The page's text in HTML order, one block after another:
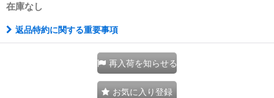
在庫なし
返品特約に関する重要事項
再入荷を知らせる
お気に入り登録